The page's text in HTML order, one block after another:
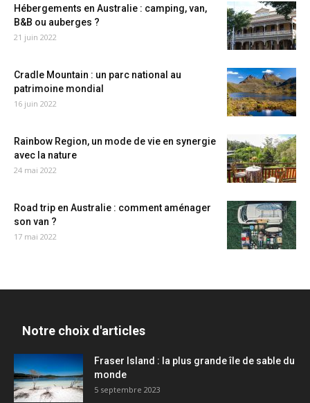
Hébergements en Australie : camping, van,
B&B ou auberges ?
21 juin 2022
Cradle Mountain : un parc national au
patrimoine mondial
16 juin 2022
Rainbow Region, un mode de vie en synergie
avec la nature
24 mai 2022
Road trip en Australie : comment aménager
son van ?
17 mai 2022
Notre choix d'articles
Fraser Island : la plus grande île de sable du
monde
5 septembre 2023